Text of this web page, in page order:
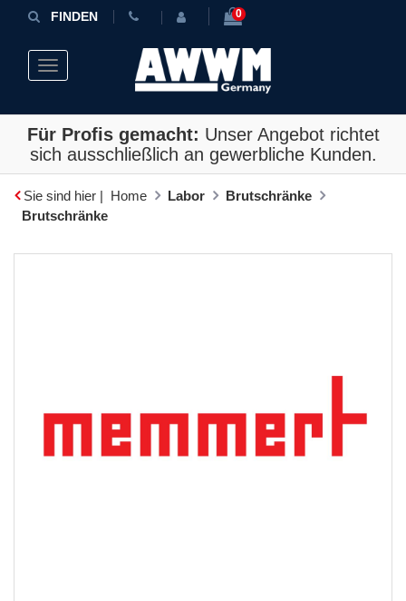
FINDEN 0
Toggle navigation
Für Profis gemacht: Unser Angebot richtet
sich ausschließlich an gewerbliche Kunden.
Sie sind hier | Home Labor
Brutschränke
Brutschränke